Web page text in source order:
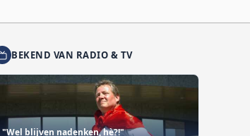
BEKEND VAN RADIO & TV
"Wel blijven nadenken, hè?!"